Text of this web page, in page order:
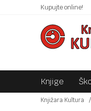
Kupujte online!
Knjige
Knjižara Kultura